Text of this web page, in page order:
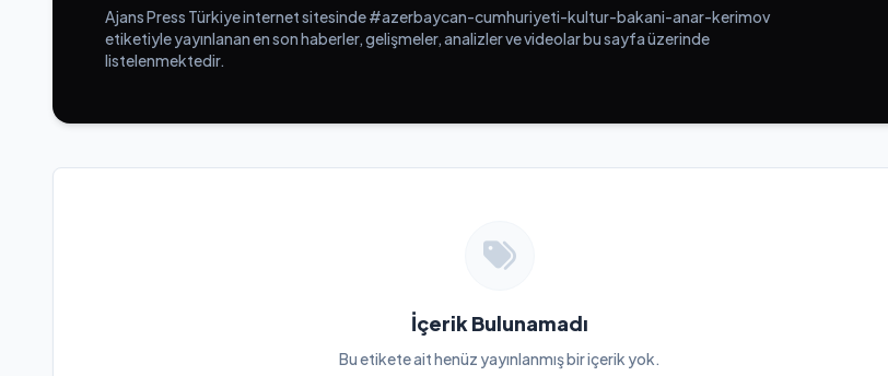
Ajans Press Türkiye internet sitesinde #azerbaycan-cumhuriyeti-kultur-bakani-anar-kerimov
etiketiyle yayınlanan en son haberler, gelişmeler, analizler ve videolar bu sayfa üzerinde
listelenmektedir.
İçerik Bulunamadı
Bu etikete ait henüz yayınlanmış bir içerik yok.